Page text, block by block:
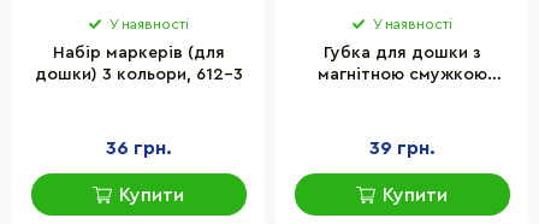
У наявності
Набір маркерів (для
дошки) 3 кольори, 612-3
36 грн.
Купити
У наявності
Губка для дошки з
магнітною смужкою
39 грн.
Купити